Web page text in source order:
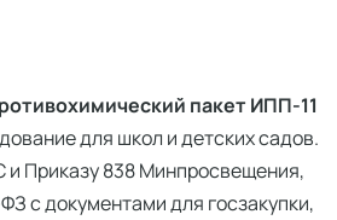
пакет ИПП-11
для школ и детских садов.
и Приказу 838 Минпросвещения,
с документами для госзакупки,